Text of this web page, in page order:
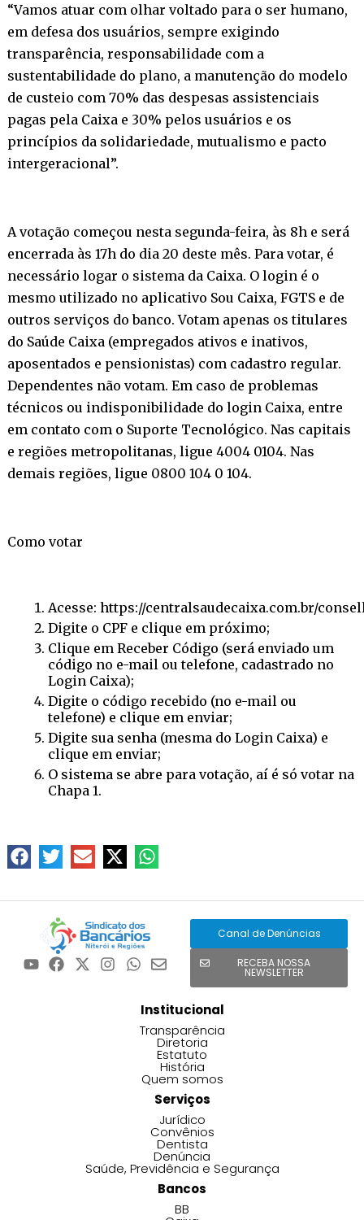
“Vamos atuar com olhar voltado para o ser humano,
em defesa dos usuários, sempre exigindo
transparência, responsabilidade com a
sustentabilidade do plano, a manutenção do modelo
de custeio com 70% das despesas assistenciais
pagas pela Caixa e 30% pelos usuários e os
princípios da solidariedade, mutualismo e pacto
intergeracional”.
A votação começou nesta segunda-feira, às 8h e será
encerrada às 17h do dia 20 deste mês. Para votar, é
necessário logar o sistema da Caixa. O login é o
mesmo utilizado no aplicativo Sou Caixa, FGTS e de
outros serviços do banco. Votam apenas os titulares
do Saúde Caixa (empregados ativos e inativos,
aposentados e pensionistas) com cadastro regular.
Dependentes não votam. Em caso de problemas
técnicos ou indisponibilidade do login Caixa, entre
em contato com o Suporte Tecnológico. Nas capitais
e regiões metropolitanas, ligue 4004 0104. Nas
demais regiões, ligue 0800 104 0 104.
Como votar
Acesse: https://centralsaudecaixa.com.br/
Digite o CPF e clique em próximo;
Clique em Receber Código (será enviado um
código no e-mail ou telefone, cadastrado no
Login Caixa);
Digite o código recebido (no e-mail ou
telefone) e clique em enviar;
Digite sua senha (mesma do Login Caixa) e
clique em enviar;
O sistema se abre para votação, aí é só votar na
Chapa 1.
Canal de Denúncias
RECEBA NOSSA
NEWSLETTER
Institucional
Transparência
Diretoria
Estatuto
História
Quem somos
Serviços
Jurídico
Convênios
Dentista
Denúncia
Saúde, Previdência e Segurança
Bancos
BB